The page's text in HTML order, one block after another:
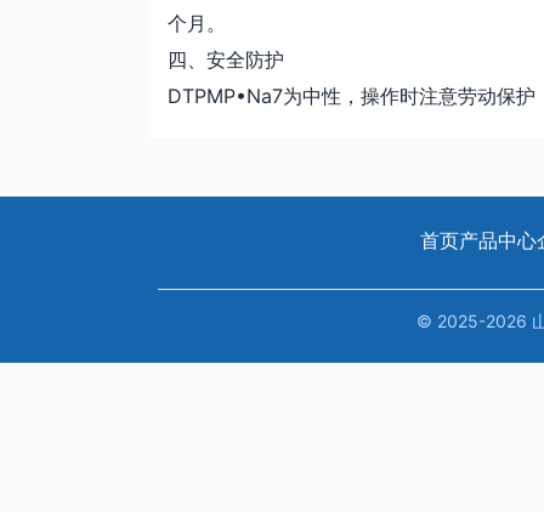
个月。
四、安全防护
DTPMP•Na7为中性，操作时注意劳动保
首页产品中心
© 2025-2026